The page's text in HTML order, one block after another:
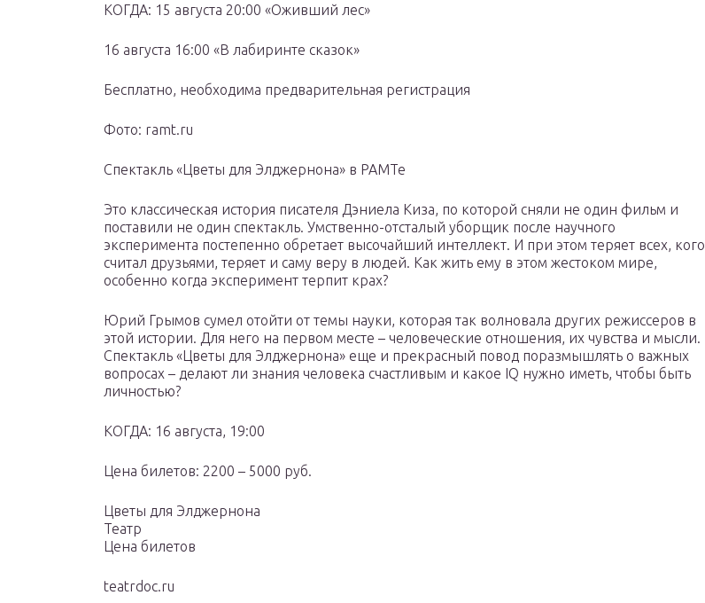
КОГДА: 15 августа 20:00 «Оживший лес»
16 августа 16:00 «В лабиринте сказок»
Бесплатно, необходима предварительная регистрация
Фото: ramt.ru
Спектакль «Цветы для Элджернона» в РАМТе
Это классическая история писателя Дэниела Киза, по которой сняли не один фильм и
поставили не один спектакль. Умственно-отсталый уборщик после научного
эксперимента постепенно обретает высочайший интеллект. И при этом теряет всех, кого
считал друзьями, теряет и саму веру в людей. Как жить ему в этом жестоком мире,
особенно когда эксперимент терпит крах?
Юрий Грымов сумел отойти от темы науки, которая так волновала других режиссеров в
этой истории. Для него на первом месте – человеческие отношения, их чувства и мысли.
Спектакль «Цветы для Элджернона» еще и прекрасный повод поразмышлять о важных
вопросах – делают ли знания человека счастливым и какое IQ нужно иметь, чтобы быть
личностью?
КОГДА: 16 августа, 19:00
Цена билетов: 2200 – 5000 руб.
Цветы для Элджернона
Театр
Цена билетов
teatrdoc.ru